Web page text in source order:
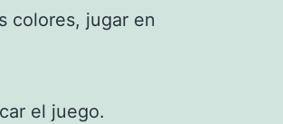
colores, jugar en
el juego.